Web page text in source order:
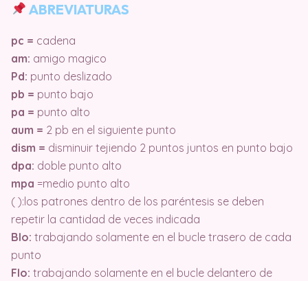
ABREVIATURAS
pc = cadena
am: amigo magico
Pd: punto deslizado
pb = punto bajo
pa = punto alto
aum = 2 pb en el siguiente punto
dism = disminuir tejiendo 2 puntos juntos en punto bajo
dpa: doble punto alto
mpa =medio punto alto
( ):los patrones dentro de los paréntesis se deben
repetir la cantidad de veces indicada
Blo: trabajando solamente en el bucle trasero de cada
punto
Flo: trabajando solamente en el bucle delantero de